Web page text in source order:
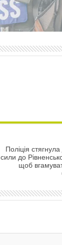
Поліція стягнула
сили до
щоб